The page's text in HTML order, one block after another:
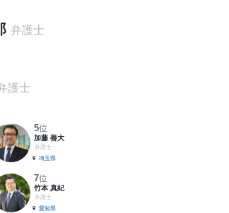
弁護士
護士
5位
加藤 善大
弁護士
埼玉県
7位
竹本 真紀
弁護士
愛知県